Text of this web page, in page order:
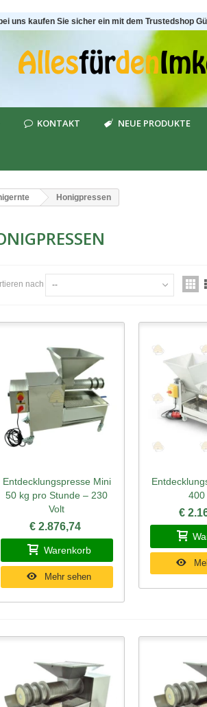
uns kaufen Sie sicher ein mit dem Trustedshop
KONTAKT NEUE PRODUKTE
Honigpressen
nach --
Schnellansicht
Entdecklungspresse Mini
50 kg pro Stunde – 230
Volt
€ 2.876,74
Warenkorb
Mehr sehen
400
€